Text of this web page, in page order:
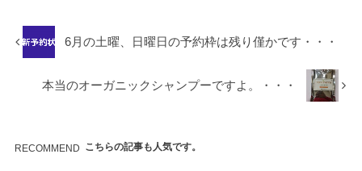
6月の土曜、日曜日の予約枠は残り僅かです・・・
本当のオーガニックシャンプーですよ。・・・
RECOMMEND こちらの記事も人気です。